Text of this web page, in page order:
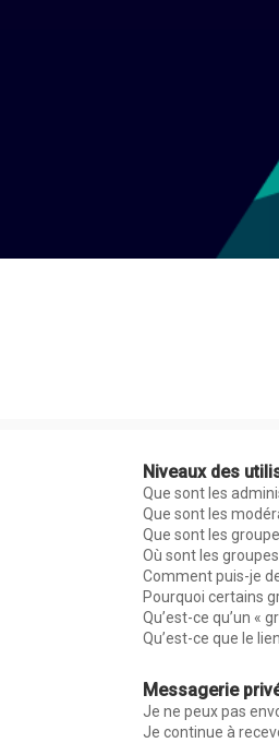
Niveaux des
Que sont les
Que sont les
Que sont les
Où sont les
Comment puis-je
Pourquoi certains
Qu’est-ce qu’un «
Qu’est-ce que le
Messagerie
Je ne peux pas
Je continue à